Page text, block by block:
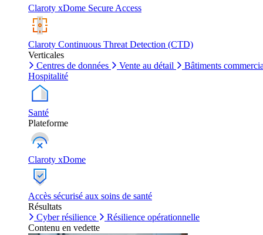
Claroty xDome Secure Access
Claroty Continuous Threat Detection (CTD)
Verticales
Centres de données
Vente au détail
Bâtiments
Hospitalité
Santé
Plateforme
Claroty xDome
Accès sécurisé aux soins de santé
Résultats
Cyber résilience
Résilience opérationnelle
Contenu en vedette